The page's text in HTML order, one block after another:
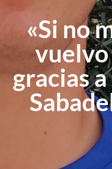
«Si no
vuelvo
gracias